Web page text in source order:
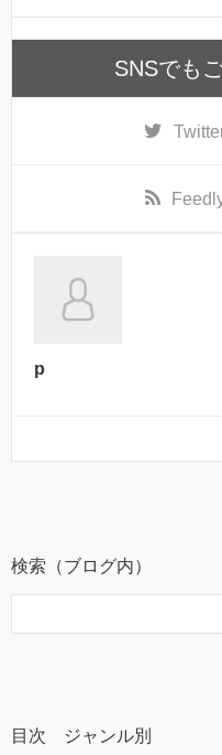
SNSでも
p
検索（ブログ内）
目次 ジャンル別